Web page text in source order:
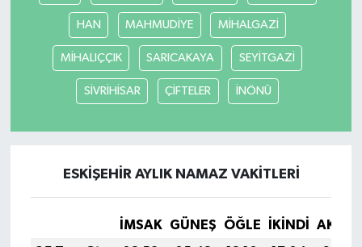
HAN MAHMUDİYE MİHALGAZİ
MİHALIÇÇIK SARICAKAYA SEYİTGAZİ
SİVRİHİSAR ÇİFTELER İNÖNÜ
ESKİŞEHİR AYLIK NAMAZ VAKITLERI
İMSAK GÜNEŞ ÖĞLE İKINDI